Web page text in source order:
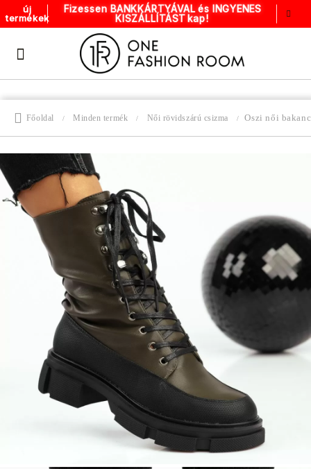
új
termékek
Fizessen BANKKÁRTYÁVAL és INGYENES
KISZÁLLÍTÁST kap!
Főoldal Minden termék Női rövidszárú csizma Oszi női